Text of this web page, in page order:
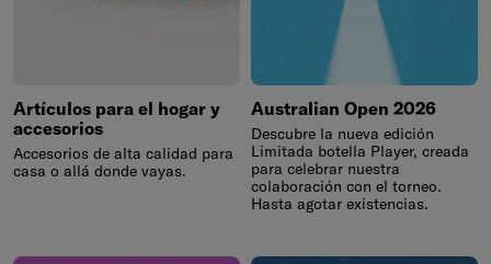
Artículos para el hogar y
accesorios
Accesorios de alta calidad para
casa o allá donde vayas.
Australian Open 2026
Descubre la nueva edición
Limitada botella Player, creada
para celebrar nuestra
colaboración con el torneo.
Hasta agotar existencias.